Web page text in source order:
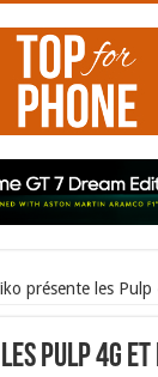
présente les
Pulp 4G et